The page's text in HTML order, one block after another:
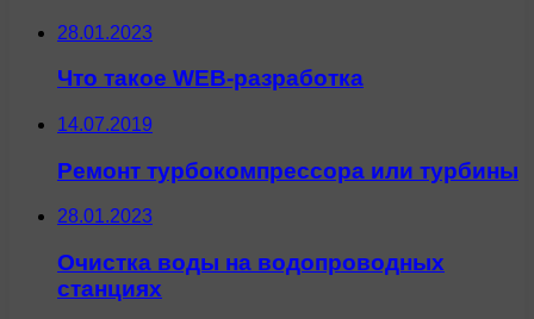
28.01.2023
Что такое WEB-разработка
14.07.2019
Ремонт турбокомпрессора или турбины
28.01.2023
Очистка воды на водопроводных
станциях